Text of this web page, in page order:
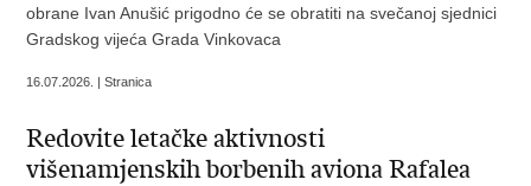
obrane Ivan Anušić prigodno će se obratiti na svečanoj sjednici
Gradskog vijeća Grada Vinkovaca
16.07.2026. | Stranica
Redovite letačke aktivnosti
višenamjenskih borbenih aviona Rafalea